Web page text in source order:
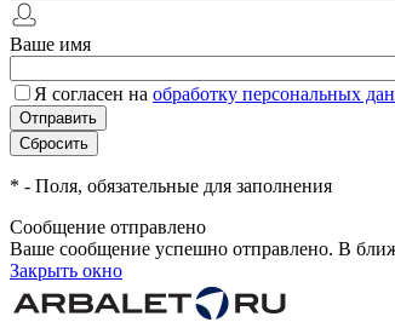
Ваше имя
Я согласен на обработку персональных
* - Поля, обязательные для заполнения
Сообщение отправлено
Ваше сообщение успешно отправлено. В
Закрыть окно